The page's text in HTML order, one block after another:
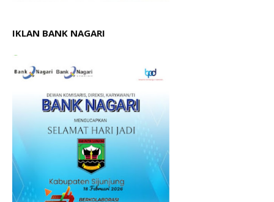
IKLAN BANK NAGARI